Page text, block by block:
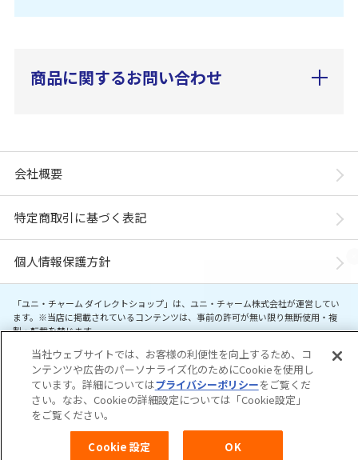
商品に関するお問い合わせ
会社概要
特定商取引に基づく表記
個人情報保護方針
Copyright© Unicharm Corporation
「ユニ・チャーム ダイレクトショップ」は、ユニ・チャーム株式会社が運営してい
ます。※当店に掲載されているコンテンツは、事前の許可が無い限り無断使用・複
製・転載を禁じます。
当社ウェブサイトでは、お客様の利便性を向上するため、コ
ンテンツや広告のパーソナライズ化のためにCookieを使用し
ています。詳細についてはプライバシーポリシーをご覧くだ
さい。なお、Cookieの詳細設定については「Cookie設定」
をご覧ください。
Cookie 設定 OK